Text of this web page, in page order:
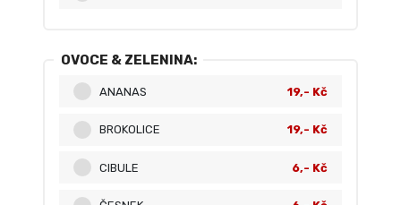
OVOCE & ZELENINA:
ANANAS 19,- Kč
BROKOLICE 19,- Kč
CIBULE 6,- Kč